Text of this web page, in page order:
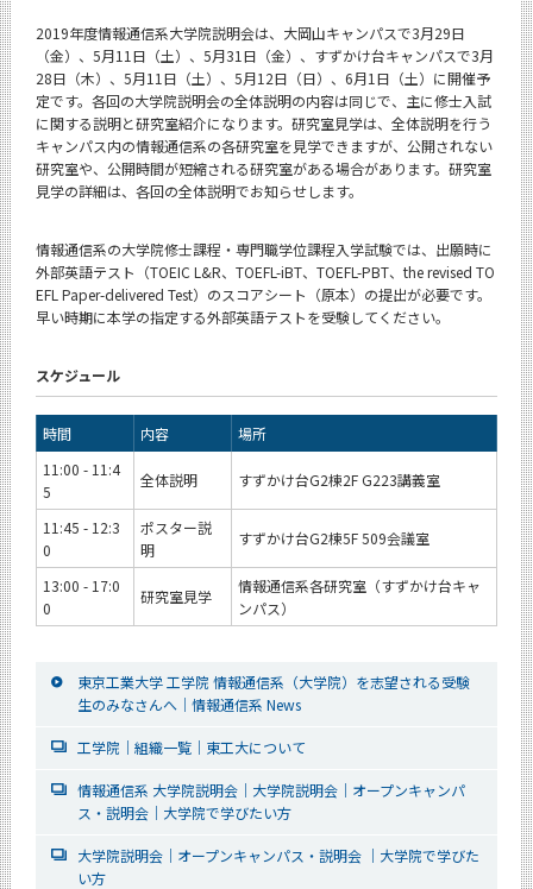
2019年度情報通信系大学院説明会は、大岡山キャンパスで3月29日
（金）、5月11日（土）、5月31日（金）、すずかけ台キャンパスで3月
28日（木）、5月11日（土）、5月12日（日）、6月1日（土）に開催予
定です。各回の大学院説明会の全体説明の内容は同じで、主に修士入試
に関する説明と研究室紹介になります。研究室見学は、全体説明を行う
キャンパス内の情報通信系の各研究室を見学できますが、公開されない
研究室や、公開時間が短縮される研究室がある場合があります。研究室
見学の詳細は、各回の全体説明でお知らせします。
情報通信系の大学院修士課程・専門職学位課程入学試験では、出願時に
外部英語テスト（TOEIC L&R、TOEFL-iBT、TOEFL-PBT、the revised TO
EFL Paper-delivered Test）のスコアシート（原本）の提出が必要です。
早い時期に本学の指定する外部英語テストを受験してください。
スケジュール
時間 内容
場所
11:00 - 11:4
5
全体説明 すずかけ台G2棟2F G223講義室
11:45 - 12:3
0
ポスター説
明
すずかけ台G2棟5F 509会議室
13:00 - 17:0
0
研究室見学
情報通信系各研究室（すずかけ台キャ
ンパス）
東京工業大学 工学院 情報通信系（大学院）を志望される受験
生のみなさんへ｜情報通信系 News
工学院｜組織一覧｜東工大について
情報通信系 大学院説明会｜大学院説明会｜オープンキャンパ
ス・説明会｜大学院で学びたい方
大学院説明会｜オープンキャンパス・説明会 ｜大学院で学びた
い方